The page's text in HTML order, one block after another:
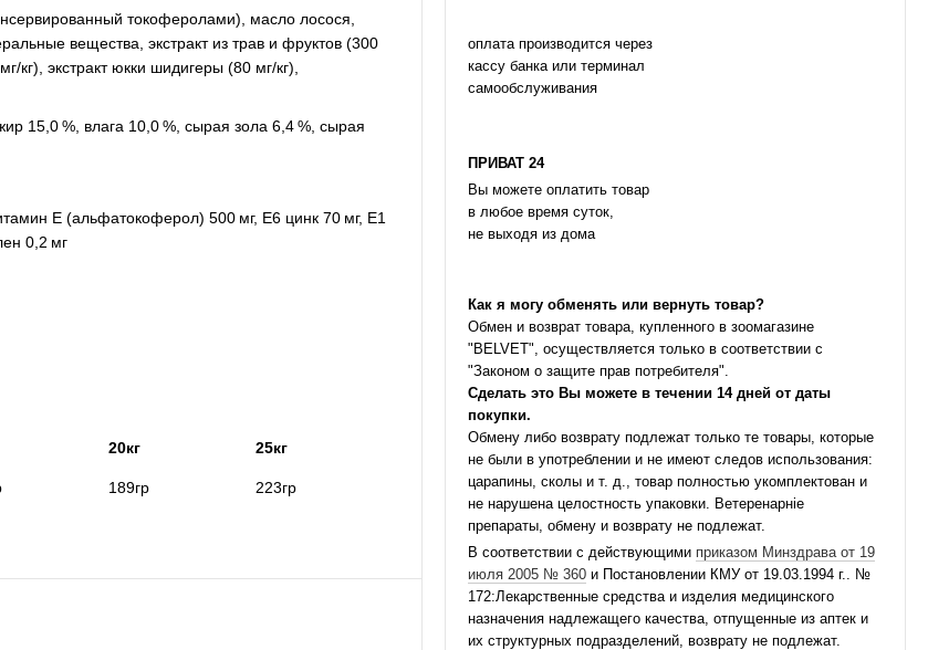
токоферолами), масло лосося,
вещества, экстракт из трав и фруктов (300
кг), экстракт юкки шидигеры (80 мг/кг),
%, влага 10,0 %, сырая зола 6,4 %, сырая
E (альфатокоферол) 500 мг, E6 цинк 70 мг, E1
0,2 мг
20кг 25кг
189гр 223гр
оплата производится через
кассу банка или терминал
самообслуживания
ПРИВАТ 24
Вы можете оплатить товар
в любое время суток,
не выходя из дома
Как я могу обменять или вернуть товар?
Обмен и возврат товара, купленного в зоомагазине
"BELVET", осуществляется только в соответствии с
"Законом о защите прав потребителя".
Сделать это Вы можете в течении 14 дней от даты
покупки.
Обмену либо возврату подлежат только те товары, которые
не были в употреблении и не имеют следов использования:
царапины, сколы и т. д., товар полностью укомплектован и
не нарушена целостность упаковки. Ветеренарніе
препараты, обмену и возврату не подлежат.
В соответствии с действующими приказом Минздрава от 19
июля 2005 № 360и Постановлении КМУ от 19.03.1994 г.. №
172:Лекарственные средства и изделия медицинского
назначения надлежащего качества, отпущенные из аптек и
их структурных подразделений, возврату не подлежат.